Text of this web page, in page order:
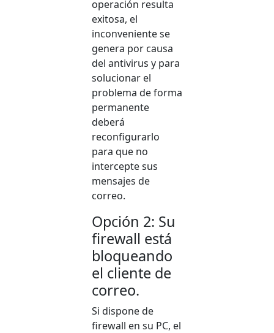
operación resulta
exitosa, el
inconveniente se
genera por causa
del antivirus y para
solucionar el
problema de forma
permanente
deberá
reconfigurarlo
para que no
intercepte sus
mensajes de
correo.
Opción 2: Su
firewall está
bloqueando
el cliente de
correo.
Si dispone de
firewall en su PC, el